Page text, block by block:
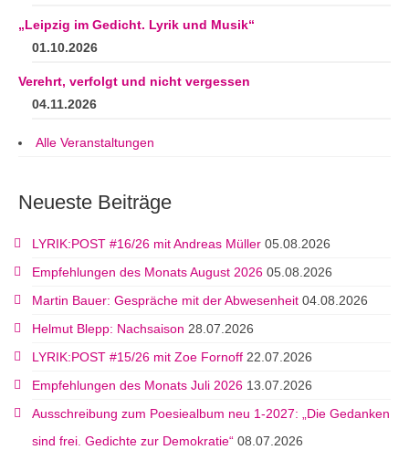
„Leipzig im Gedicht. Lyrik und Musik“
01.10.2026
Verehrt, verfolgt und nicht vergessen
04.11.2026
Alle Veranstaltungen
Neueste Beiträge
LYRIK:POST #16/26 mit Andreas Müller 05.08.2026
Empfehlungen des Monats August 2026 05.08.2026
Martin Bauer: Gespräche mit der Abwesenheit 04.08.2026
Helmut Blepp: Nachsaison 28.07.2026
LYRIK:POST #15/26 mit Zoe Fornoff 22.07.2026
Empfehlungen des Monats Juli 2026 13.07.2026
Ausschreibung zum Poesiealbum neu 1-2027: „Die Gedanken
sind frei. Gedichte zur Demokratie“ 08.07.2026